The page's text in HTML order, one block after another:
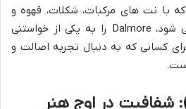
با نت های مرکبات، شکلات، قهوه و
ادویه های گرم مشخص می شود، Dalmore را به یکی از خواستنی
کسانی که به دنبال تجربه اصالت و